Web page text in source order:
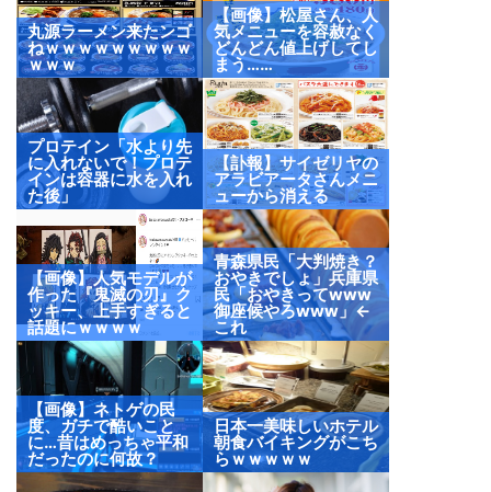
丸源ラーメン来たンゴ
ねｗｗｗｗｗｗｗｗｗ
ｗｗｗ
【画像】松屋さん、人
気メニューを容赦なく
どんどん値上げしてし
まう……
プロテイン「水より先
に入れないで！プロテ
インは容器に水を入れ
た後」
【訃報】サイゼリヤの
アラビアータさんメニ
ューから消える
【画像】人気モデルが
作った『鬼滅の刃』ク
ッキー、上手すぎると
話題にｗｗｗｗ
青森県民「大判焼き？
おやきでしょ」兵庫県
民「おやきってwww
御座候やろwww」←
これ
【画像】ネトゲの民
度、ガチで酷いこと
に…昔はめっちゃ平和
だったのに何故？
日本一美味しいホテル
朝食バイキングがこち
らｗｗｗｗｗ